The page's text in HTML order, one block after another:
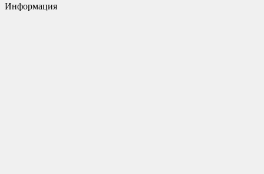
Информация